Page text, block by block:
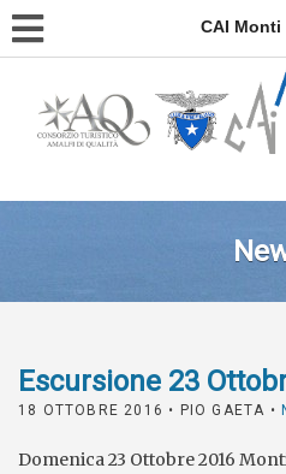
CAI Monti
Escursione 23
18 OTTOBRE 2016 • PIO GAETA •
Domenica 23 Ottobre 2016